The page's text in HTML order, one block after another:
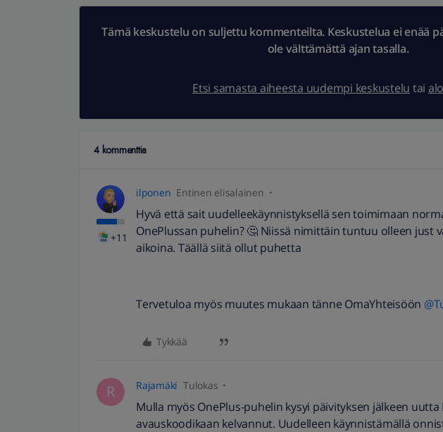
Tämä keskustelu on suljettu kommenteilta. Keskustelua ei enää
ole välttämättä ajan tasalla.
Etsi samasta aiheesta uudempi keskustelu tai
4 kommenttia
+11
ilponen Entinen elisalainen
Hyvä että sait uudelleekäynnistyksellä sen toimimaan
OnePlussan puhelin? 🤔 Niissä nimittäin tuntuu olleen just
aikoina. Täällä siitä ollut puhetta
Tervetuloa myös muutes mukaan tänne OmaYhteisöön
Tykkää
R Rajamäki Tulokas
Mulla myös OnePlus-puhelin kysyi päivityksen jälkeen uutta
avauskoodikaan kelvannut. Uudelleen käynnistämällä